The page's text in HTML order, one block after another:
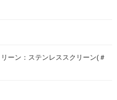
ーン：ステンレススクリーン(＃